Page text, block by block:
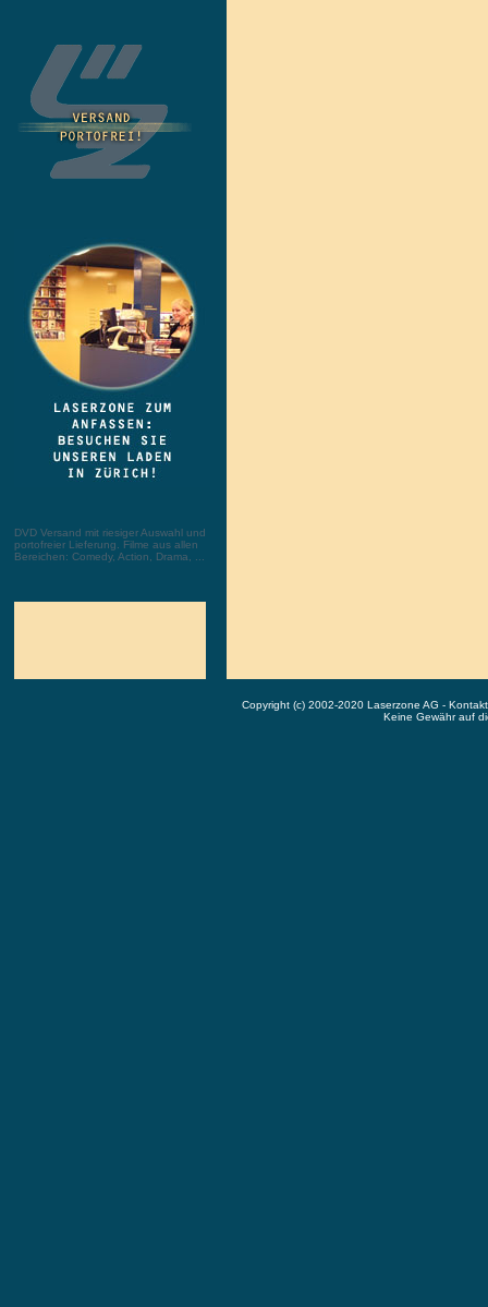
DVD Versand mit riesiger Auswahl und
portofreier Lieferung. Filme aus allen
Bereichen: Comedy, Action, Drama, ...
Copyright (c) 2002-2020 Laserzone AG -
Keine Gewähr auf